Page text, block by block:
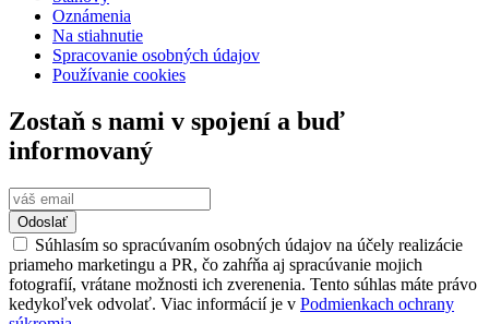
Oznámenia
Na stiahnutie
Spracovanie osobných údajov
Používanie cookies
Zostaň s nami v spojení a buď
informovaný
Odoslať
Súhlasím so spracúvaním osobných údajov na účely realizácie
priameho marketingu a PR, čo zahŕňa aj spracúvanie mojich
fotografií, vrátane možnosti ich zverenenia. Tento súhlas máte právo
kedykoľvek odvolať. Viac informácií je v Podmienkach ochrany